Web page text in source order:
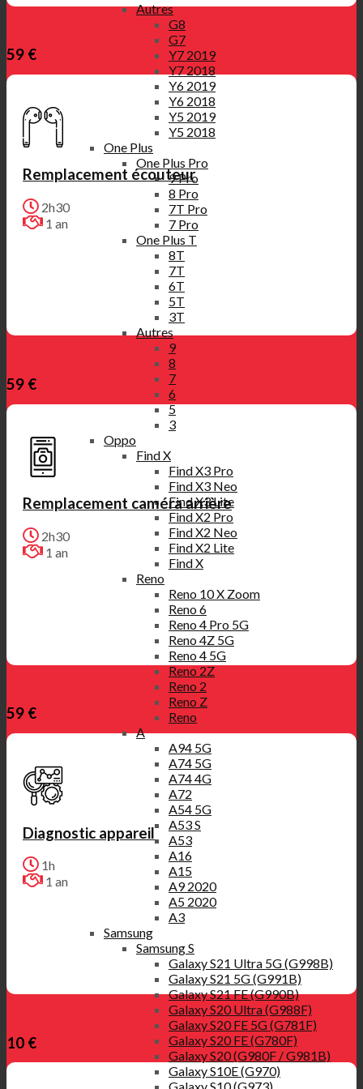
Autres
G8
G7
Y7 2019
Y7 2018
Y6 2019
Y6 2018
Y5 2019
Y5 2018
One Plus
One Plus Pro
9 Pro
8 Pro
7T Pro
7 Pro
One Plus T
8T
7T
6T
5T
3T
Autres
9
8
7
6
5
3
Oppo
Find X
Find X3 Pro
Find X3 Neo
Find X3 Lite
Find X2 Pro
Find X2 Neo
Find X2 Lite
Find X
Reno
Reno 10 X Zoom
Reno 6
Reno 4 Pro 5G
Reno 4Z 5G
Reno 4 5G
Reno 2Z
Reno 2
Reno Z
Reno
A
A94 5G
A74 5G
A74 4G
A72
A54 5G
A53 S
A53
A16
A15
A9 2020
A5 2020
A3
Samsung
Samsung S
Galaxy S21 Ultra 5G (G998B)
Galaxy S21 5G (G991B)
Galaxy S21 FE (G990B)
Galaxy S20 Ultra (G988F)
Galaxy S20 FE 5G (G781F)
Galaxy S20 FE (G780F)
Galaxy S20 (G980F / G981B)
Galaxy S10E (G970)
59 €
Remplacement écouteur
2h30
1 an
59 €
Remplacement caméra arrière
2h30
1 an
59 €
Diagnostic appareil
1h
1 an
10 €